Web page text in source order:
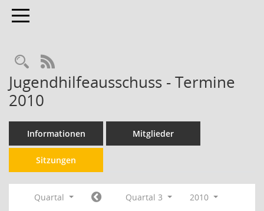
Toggle navigation
RSS-Feed
Jugendhilfeausschuss - Termine
2010
Informationen Mitglieder
Sitzungen
Quartal Quartal 3
2010